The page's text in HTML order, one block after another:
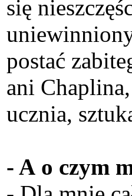
się
postać
ani
ucznia,
- A o czym